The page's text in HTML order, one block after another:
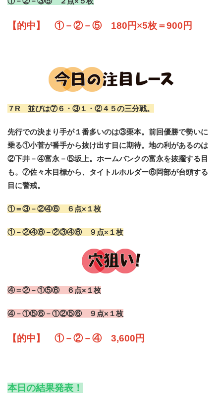
【的中】 ①－②－⑤ 180円×5枚＝900円
７R 並びは⑦６・③１・②４５の三分戦。
先行での決まり手が１番多いのは③栗本。前回優勝で勢いに
乗る①小菅が番手から抜け出す目に期待。地の利があるのは
②下井－④富永－⑤坂上。ホームバンクの富永を抜擢する目
も。⑦佐々木目標から、タイトルホルダー⑥岡部が台頭する
目に警戒。
①＝③－②④⑥ ６点×１枚
①－②④⑥－②③④⑥ ９点×１枚
④＝②－①⑤⑥ ６点×１枚
④－①⑤⑥－①②⑤⑥ ９点×１枚
【的中】 ①－②－④ 3,600円
本日の結果発表！